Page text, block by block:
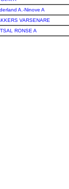
A.-Ninove A
VARSENARE
RONSE A